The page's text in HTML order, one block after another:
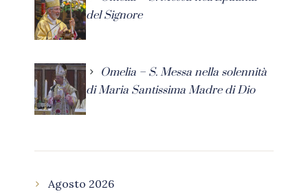
del Signore
Omelia – S. Messa nella solennità
di Maria Santissima Madre di Dio
Agosto 2026